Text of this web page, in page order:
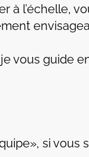
à l’échelle,
vous guide
si vous